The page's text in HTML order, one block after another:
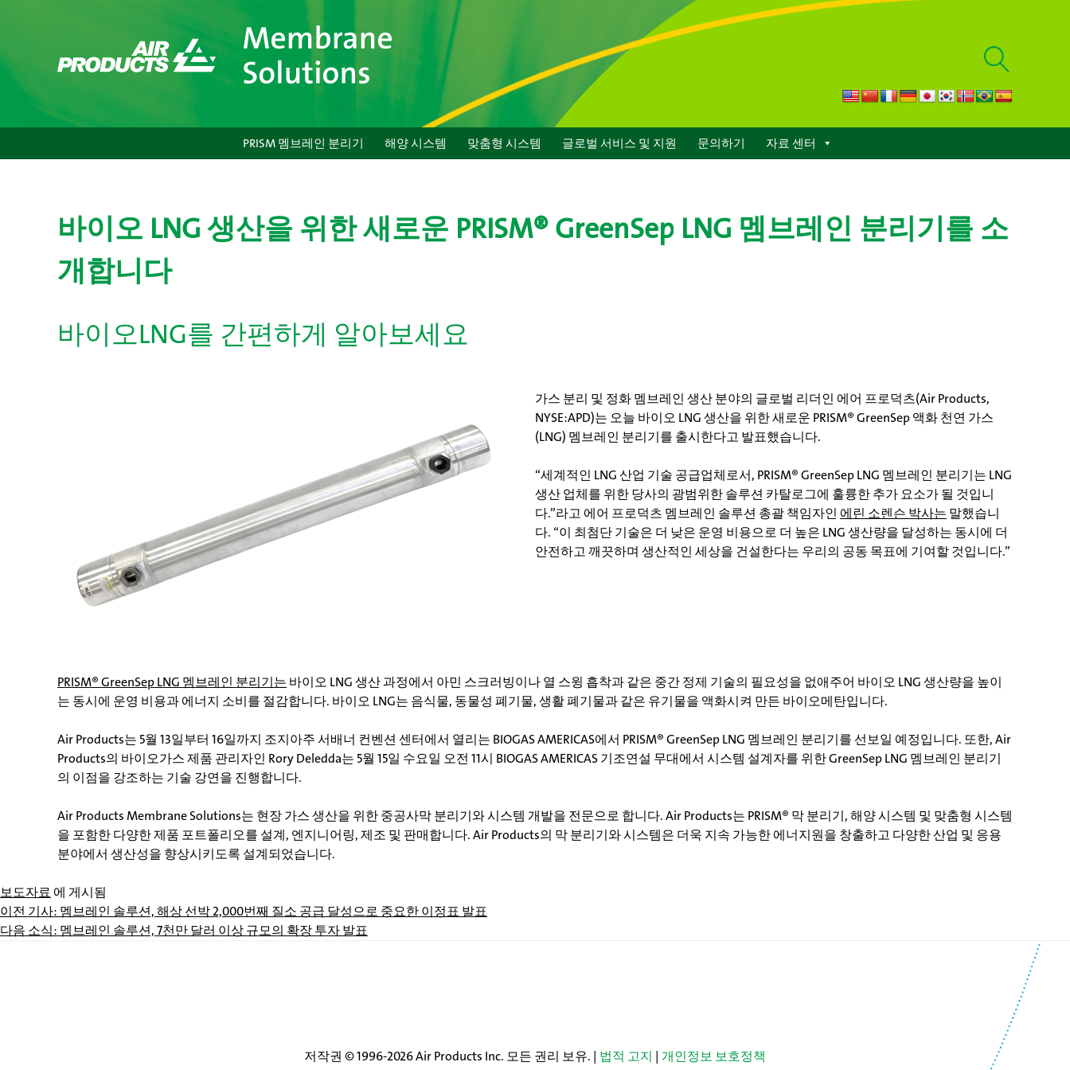
로
검
색
PRISM 멤브레인 분리기 해양 시스템 맞춤형 시스템 글로벌 서비스 및 지원 문의하기 자료 센터
바이오 LNG 생산을 위한 새로운 PRISM® GreenSep LNG 멤브레인 분리기를 소
개합니다
바이오LNG를 간편하게 알아보세요
가스 분리 및 정화 멤브레인 생산 분야의 글로벌 리더인 에어 프로덕츠(Air Products,
NYSE:APD)는 오늘 바이오 LNG 생산을 위한 새로운 PRISM® GreenSep 액화 천연 가스
(LNG) 멤브레인 분리기를 출시한다고 발표했습니다.
“세계적인 LNG 산업 기술 공급업체로서, PRISM® GreenSep LNG 멤브레인 분리기는 LNG
생산 업체를 위한 당사의 광범위한 솔루션 카탈로그에 훌륭한 추가 요소가 될 것입니
다.”라고 에어 프로덕츠 멤브레인 솔루션 총괄 책임자인 에린 소렌슨 박사는 말했습니
다. “이 최첨단 기술은 더 낮은 운영 비용으로 더 높은 LNG 생산량을 달성하는 동시에 더
안전하고 깨끗하며 생산적인 세상을 건설한다는 우리의 공동 목표에 기여할 것입니다.”
PRISM® GreenSep LNG 멤브레인 분리기는 바이오 LNG 생산 과정에서 아민 스크러빙이나 열 스윙 흡착과 같은 중간 정제 기술의 필요성을 없애주어 바이오 LNG 생산량을 높이
는 동시에 운영 비용과 에너지 소비를 절감합니다. 바이오 LNG는 음식물, 동물성 폐기물, 생활 폐기물과 같은 유기물을 액화시켜 만든 바이오메탄입니다.
Air Products는 5월 13일부터 16일까지 조지아주 서배너 컨벤션 센터에서 열리는 BIOGAS AMERICAS에서 PRISM® GreenSep LNG 멤브레인 분리기를 선보일 예정입니다. 또한, Air
Products의 바이오가스 제품 관리자인 Rory Deledda는 5월 15일 수요일 오전 11시 BIOGAS AMERICAS 기조연설 무대에서 시스템 설계자를 위한 GreenSep LNG 멤브레인 분리기
의 이점을 강조하는 기술 강연을 진행합니다.
Air Products Membrane Solutions는 현장 가스 생산을 위한 중공사막 분리기와 시스템 개발을 전문으로 합니다. Air Products는 PRISM® 막 분리기, 해양 시스템 및 맞춤형 시스템
을 포함한 다양한 제품 포트폴리오를 설계, 엔지니어링, 제조 및 판매합니다. Air Products의 막 분리기와 시스템은 더욱 지속 가능한 에너지원을 창출하고 다양한 산업 및 응용
분야에서 생산성을 향상시키도록 설계되었습니다.
보도자료 에 게시됨
게
이전 기사: 멤브레인 솔루션, 해상 선박 2,000번째 질소 공급 달성으로 중요한 이정표 발표
다음 소식: 멤브레인 솔루션, 7천만 달러 이상 규모의 확장 투자 발표
저작권 © 1996-2026 Air Products Inc. 모든 권리 보유. | 법적 고지 | 개인정보 보호정책